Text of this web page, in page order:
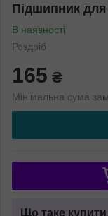
Підшипник
В наявності
Роздріб
165 ₴
Мінімальна сума
Що таке